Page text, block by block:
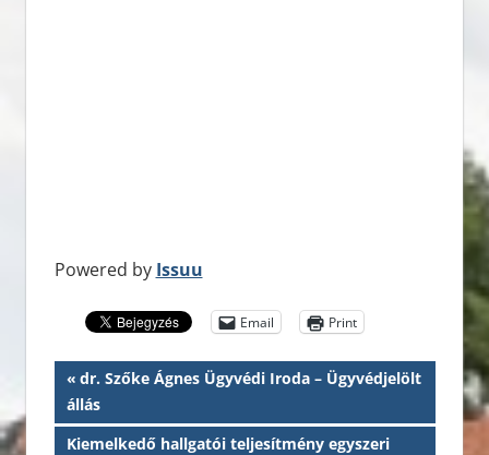
Powered by Issuu
Email Print
Bejegyzés
navigáció
Previous
Post:
dr. Szőke Ágnes Ügyvédi Iroda – Ügyvédjelölt
állás
Next
Kiemelkedő hallgatói teljesítmény egyszeri